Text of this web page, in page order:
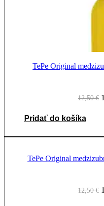
TePe Original
12,50€
Pridať do košíka
TePe Original
12,50€